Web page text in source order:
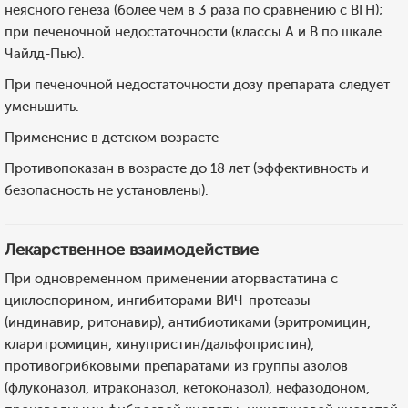
неясного генеза (более чем в 3 раза по сравнению с ВГН);
при печеночной недостаточности (классы А и В по шкале
Чайлд-Пью).
При печеночной недостаточности дозу препарата следует
уменьшить.
Применение в детском возрасте
Противопоказан в возрасте до 18 лет (эффективность и
безопасность не установлены).
Лекарственное взаимодействие
При одновременном применении аторвастатина с
циклоспорином, ингибиторами ВИЧ-протеазы
(индинавир, ритонавир), антибиотиками (эритромицин,
кларитромицин, хинупристин/дальфопристин),
противогрибковыми препаратами из группы азолов
(флуконазол, итраконазол, кетоконазол), нефазодоном,